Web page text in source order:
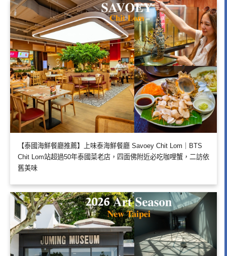
【泰國海鮮餐廳推薦】上味泰海鮮餐廳 Savoey Chit Lom｜BTS
Chit Lom站超過50年泰國菜老店，四面佛附近必吃咖哩蟹，二訪依
舊美味